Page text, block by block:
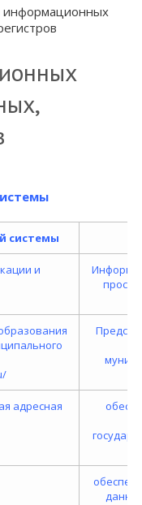
информационных
системы
и
адресная